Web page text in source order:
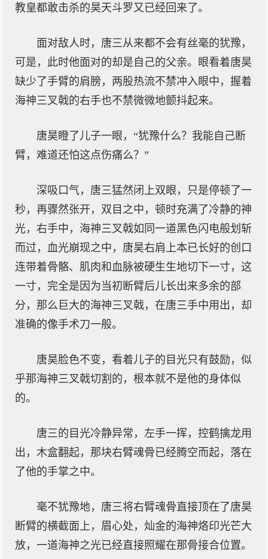
教皇都敢击杀的昊天斗罗又已经回来了。
面对敌人时，唐三从来都不会有丝毫的犹豫，
可是，此时他面对的却是自己的父亲。眼看着唐昊
缺少了手臂的肩膀，两股热流不禁冲入眼中，握着
海神三叉戟的右手也不禁微微地颤抖起来。
唐昊瞪了儿子一眼，“犹豫什么？我能自己断
臂，难道还怕这点伤痛么？”
深吸口气，唐三猛然闭上双眼，只是停顿了一
秒，再骤然张开，双目之中，顿时充满了冷静的神
光，右手中，海神三叉戟如同一道黑色闪电般划斩
而过，血光崩现之中，唐昊右肩上本已长好的创口
连带着骨骼、肌肉和血脉被硬生生地切下一寸，这
一寸，完全是因为当初断臂后儿长出来多余的部
分，那么巨大的海神三叉戟，在唐三手中用出，却
准确的像手术刀一般。
唐昊脸色不变，看着儿子的目光只有鼓励，似
乎那海神三叉戟切割的，根本就不是他的身体似
的。
唐三的目光冷静异常，左手一挥，控鹤擒龙用
出，木盒翻起，那块右臂魂骨已经腾空而起，落在
了他的手掌之中。
毫不犹豫地，唐三将右臂魂骨直接顶在了唐昊
断臂的横截面上，眉心处，灿金的海神烙印光芒大
放，一道海神之光已经直接照耀在那骨接合位置。